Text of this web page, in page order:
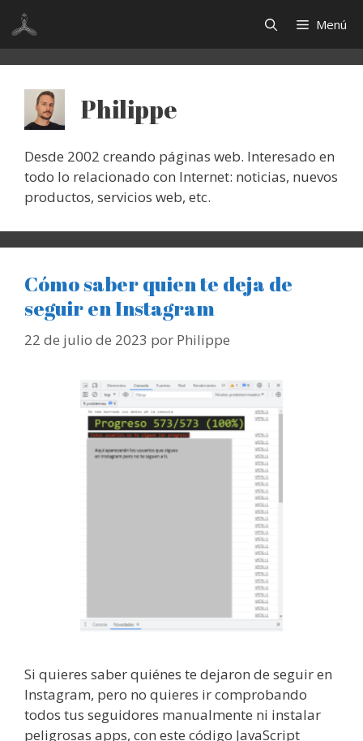
Saltar
contenido
Menú
Philippe
Desde 2002 creando páginas web. Interesado en
todo lo relacionado con Internet: noticias, nuevos
productos, servicios web, etc.
Cómo saber quien te deja de
seguir en Instagram
22 de julio de 2023 por Philippe
Si quieres saber quiénes te dejaron de seguir en
Instagram, pero no quieres ir comprobando
todos tus seguidores manualmente ni instalar
peligrosas apps, con este código JavaScript